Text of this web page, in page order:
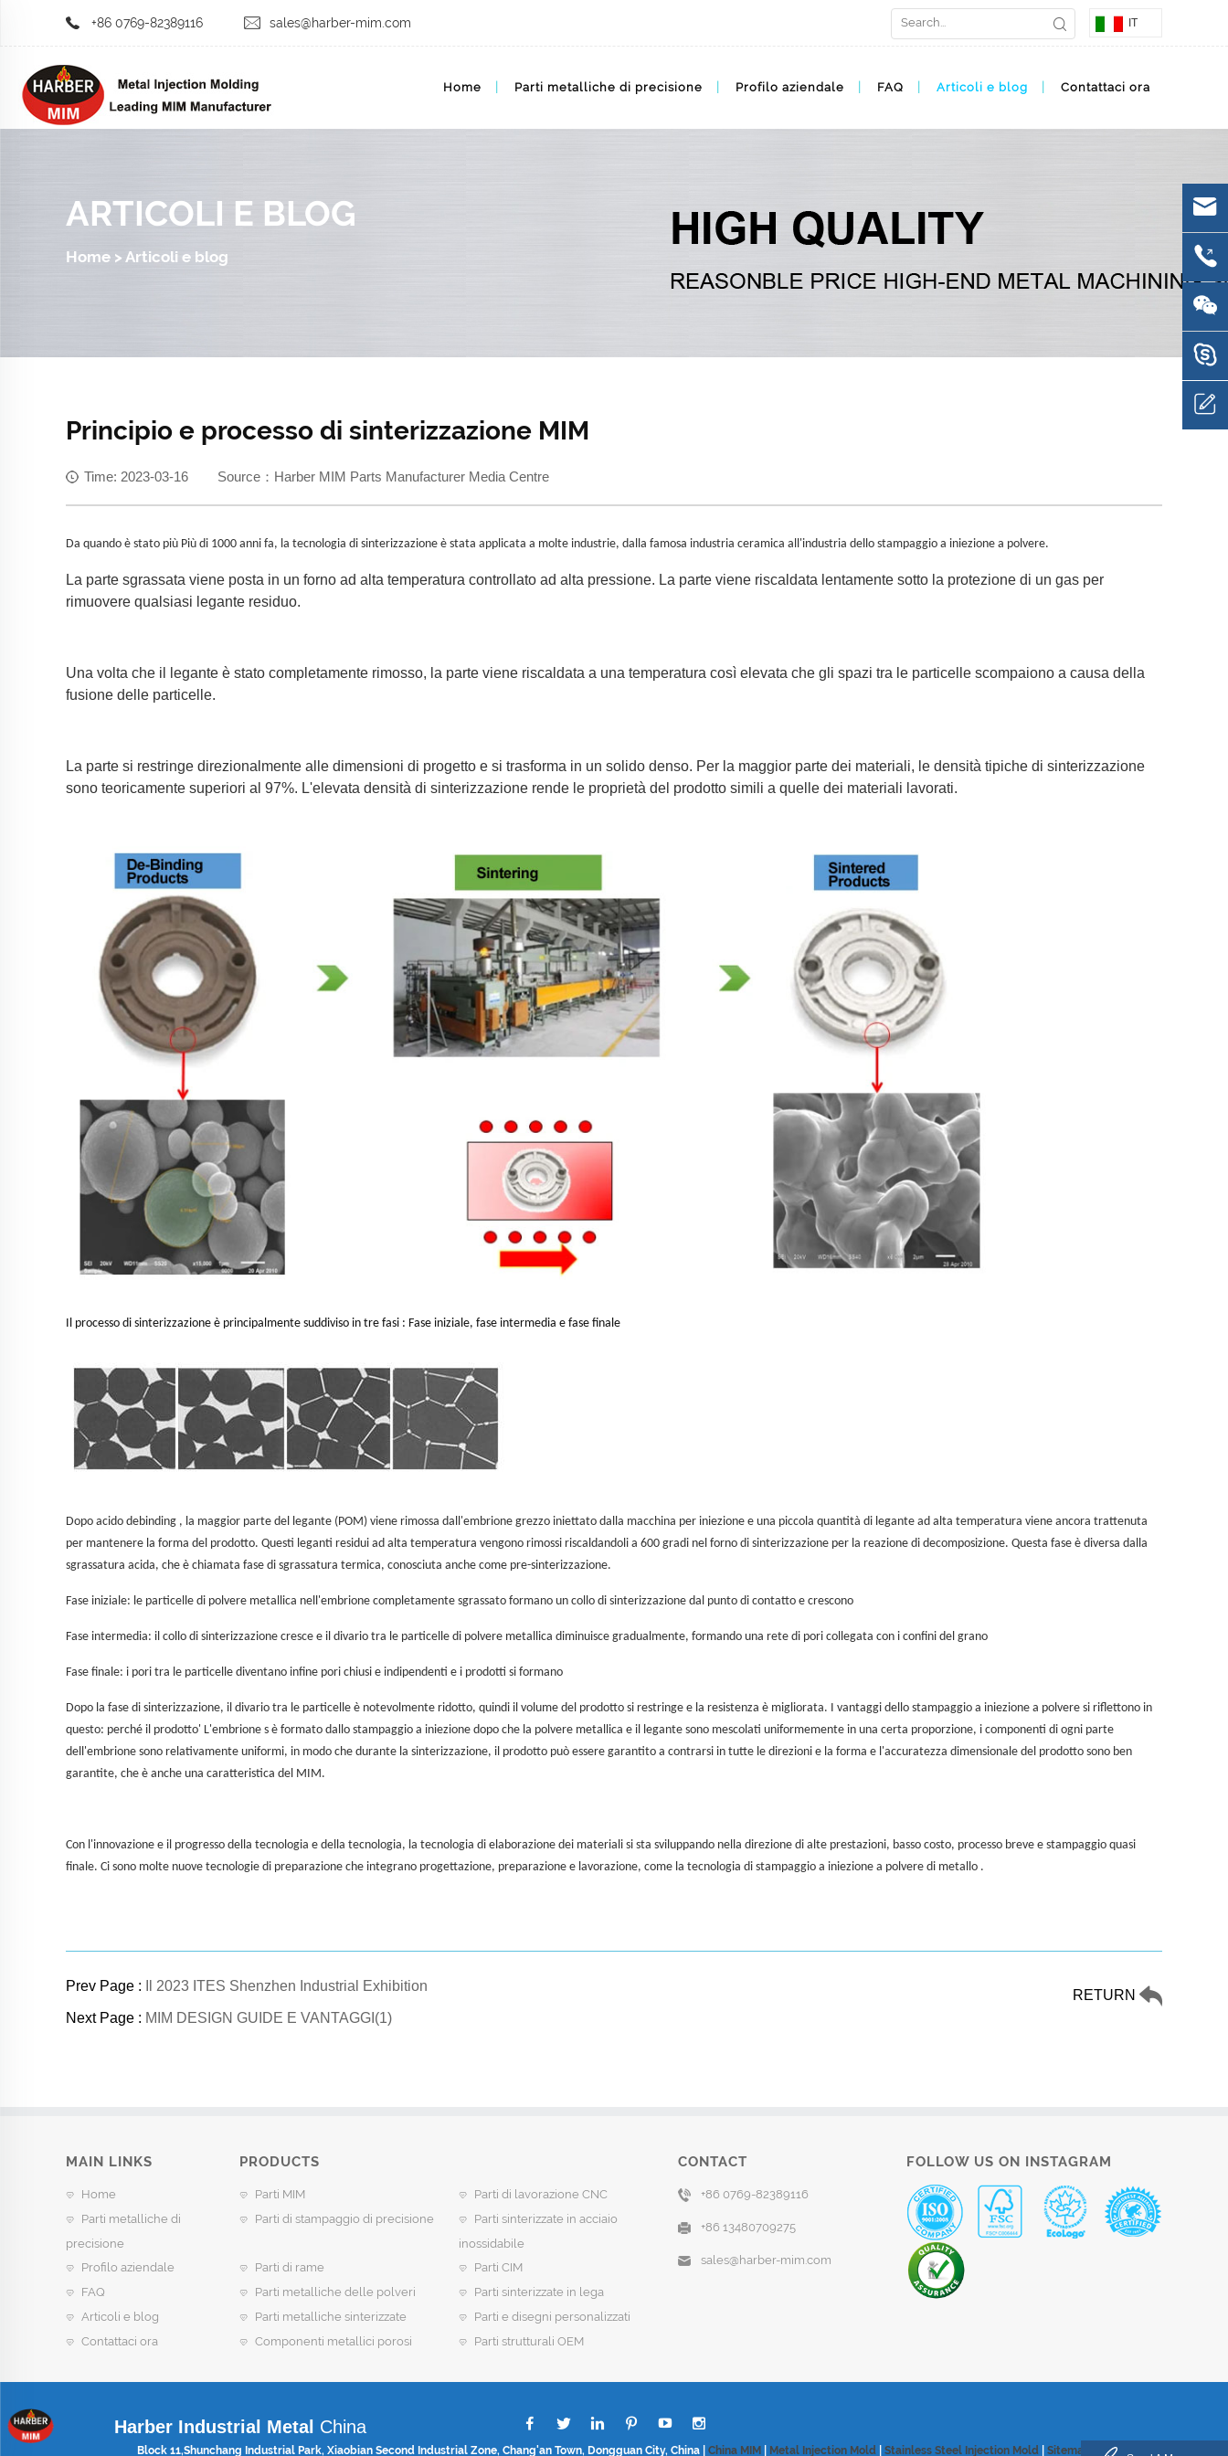
+86 0769-82389116 sales@harber-mim.com IT
Home Parti metalliche di precisione Profilo aziendale FAQ Articoli e blog Contattaci ora
ARTICOLI E BLOG
Home > Articoli e blog
Principio e processo di sinterizzazione MIM
Time: 2023-03-16 Source：Harber MIM Parts Manufacturer Media Centre
Da quando è stato più Più di 1000 anni fa, la tecnologia di sinterizzazione è stata applicata a molte industrie, dalla famosa industria ceramica all'industria dello stampaggio a iniezione a polvere.
La parte sgrassata viene posta in un forno ad alta temperatura controllato ad alta pressione. La parte viene riscaldata lentamente sotto la protezione di un gas per
rimuovere qualsiasi legante residuo.
Una volta che il legante è stato completamente rimosso, la parte viene riscaldata a una temperatura così elevata che gli spazi tra le particelle scompaiono a causa della
fusione delle particelle.
La parte si restringe direzionalmente alle dimensioni di progetto e si trasforma in un solido denso. Per la maggior parte dei materiali, le densità tipiche di sinterizzazione
sono teoricamente superiori al 97%. L'elevata densità di sinterizzazione rende le proprietà del prodotto simili a quelle dei materiali lavorati.
Il processo di sinterizzazione è principalmente suddiviso in tre fasi : Fase iniziale, fase intermedia e fase finale
Dopo acido debinding , la maggior parte del legante (POM) viene rimossa dall'embrione grezzo iniettato dalla macchina per iniezione e una piccola quantità di legante ad alta temperatura viene ancora trattenuta
per mantenere la forma del prodotto. Questi leganti residui ad alta temperatura vengono rimossi riscaldandoli a 600 gradi nel forno di sinterizzazione per la reazione di decomposizione. Questa fase è diversa dalla
sgrassatura acida, che è chiamata fase di sgrassatura termica, conosciuta anche come pre-sinterizzazione.
Fase iniziale: le particelle di polvere metallica nell'embrione completamente sgrassato formano un collo di sinterizzazione dal punto di contatto e crescono
Fase intermedia: il collo di sinterizzazione cresce e il divario tra le particelle di polvere metallica diminuisce gradualmente, formando una rete di pori collegata con i confini del grano
Fase finale: i pori tra le particelle diventano infine pori chiusi e indipendenti e i prodotti si formano
Dopo la fase di sinterizzazione, il divario tra le particelle è notevolmente ridotto, quindi il volume del prodotto si restringe e la resistenza è migliorata. I vantaggi dello stampaggio a iniezione a polvere si riflettono in
questo: perché il prodotto' L'embrione s è formato dallo stampaggio a iniezione dopo che la polvere metallica e il legante sono mescolati uniformemente in una certa proporzione, i componenti di ogni parte
dell'embrione sono relativamente uniformi, in modo che durante la sinterizzazione, il prodotto può essere garantito a contrarsi in tutte le direzioni e la forma e l'accuratezza dimensionale del prodotto sono ben
garantite, che è anche una caratteristica del MIM.
Con l'innovazione e il progresso della tecnologia e della tecnologia, la tecnologia di elaborazione dei materiali si sta sviluppando nella direzione di alte prestazioni, basso costo, processo breve e stampaggio quasi
finale. Ci sono molte nuove tecnologie di preparazione che integrano progettazione, preparazione e lavorazione, come la tecnologia di stampaggio a iniezione a polvere di metallo .
Prev Page : Il 2023 ITES Shenzhen Industrial Exhibition
Next Page : MIM DESIGN GUIDE E VANTAGGI(1)
RETURN
MAIN LINKS
Home
Parti metalliche di
precisione
Profilo aziendale
FAQ
Articoli e blog
Contattaci ora
PRODUCTS
Parti MIM
Parti di lavorazione CNC
Parti di stampaggio di precisione
Parti sinterizzate in acciaio
inossidabile
Parti di rame
Parti CIM
Parti metalliche delle polveri
Parti sinterizzate in lega
Parti metalliche sinterizzate
Parti e disegni personalizzati
Componenti metallici porosi
Parti strutturali OEM
CONTACT
+86 0769-82389116
+86 13480709275
sales@harber-mim.com
FOLLOW US ON INSTAGRAM
Harber Industrial Metal China
Block 11,Shunchang Industrial Park, Xiaobian Second Industrial Zone, Chang'an Town, Dongguan City, China | China MIM Metal Injection Mold Stainless Steel Injection Mold Sitemap